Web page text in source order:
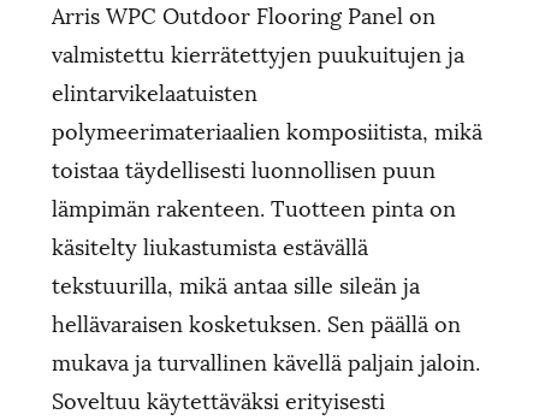
Arris WPC Outdoor Flooring Panel on
valmistettu kierrätettyjen puukuitujen ja
elintarvikelaatuisten
polymeerimateriaalien komposiitista, mikä
toistaa täydellisesti luonnollisen puun
lämpimän rakenteen. Tuotteen pinta on
käsitelty liukastumista estävällä
tekstuurilla, mikä antaa sille sileän ja
hellävaraisen kosketuksen. Sen päällä on
mukava ja turvallinen kävellä paljain jaloin.
Soveltuu käytettäväksi erityisesti